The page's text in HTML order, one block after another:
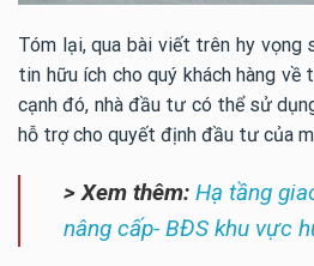
Tóm lại, qua bài viết trên hy vọng
tin hữu ích cho quý khách hàng
cạnh đó, nhà đầu tư có thể sử
hỗ trợ cho quyết định đầu tư của
> Xem thêm: Hạ tầng
nâng cấp- BĐS khu vực